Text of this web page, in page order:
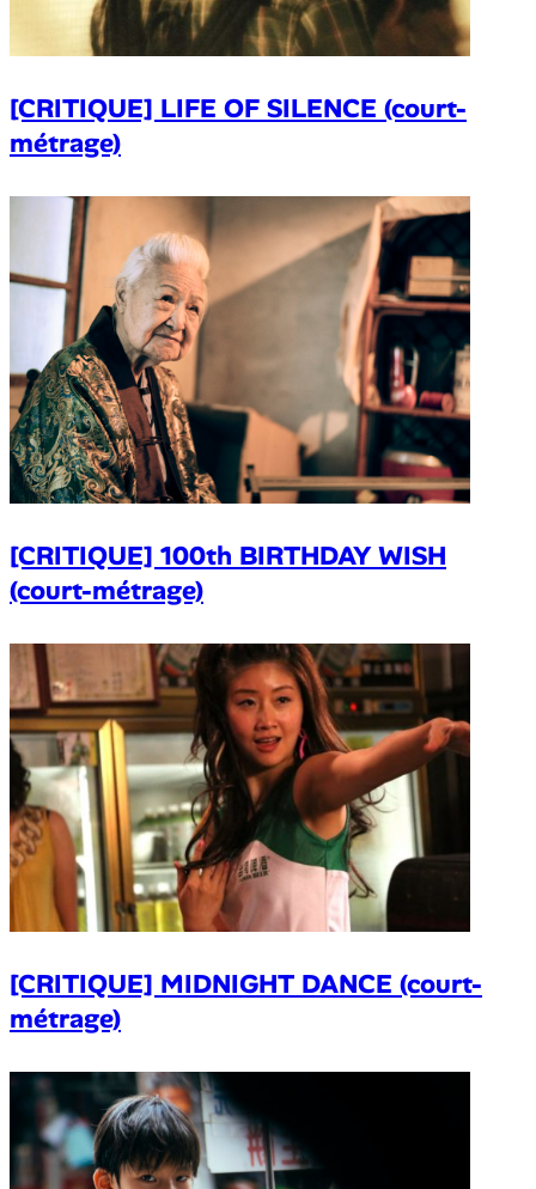
[CRITIQUE] LIFE OF SILENCE (court-
métrage)
[CRITIQUE] 100th BIRTHDAY WISH
(court-métrage)
[CRITIQUE] MIDNIGHT DANCE (court-
métrage)